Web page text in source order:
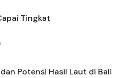
Tingkat
Potensi Hasil Laut di Bali